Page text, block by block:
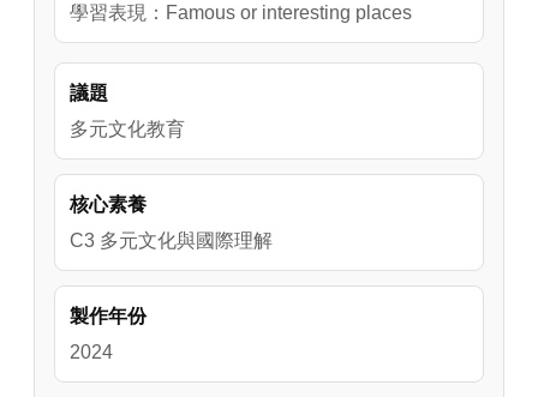
學習表現：Famous or interesting places
議題
多元文化教育
核心素養
C3 多元文化與國際理解
製作年份
2024